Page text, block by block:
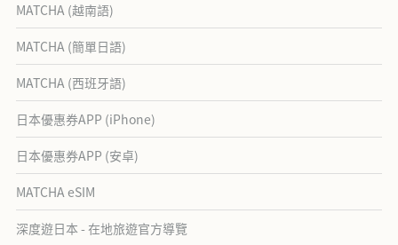
MATCHA (越南語)
MATCHA (簡單日語)
MATCHA (西班牙語)
日本優惠券APP (iPhone)
日本優惠券APP (安卓)
MATCHA eSIM
深度遊日本 - 在地旅遊官方導覽